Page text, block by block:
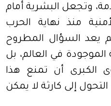
وتجعل البشرية أمام
منذ نهاية الحرب
لم يعد السؤال المطروح
في العالم، بل
الكبرى أن تمنع هذا
إلى كارثة لا يمكن